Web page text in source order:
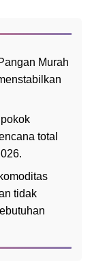
Murah
total
tidak